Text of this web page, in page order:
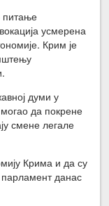
питање
усмерена
Крим је
думи у
да покрене
смене легале
Крима и да су
данас